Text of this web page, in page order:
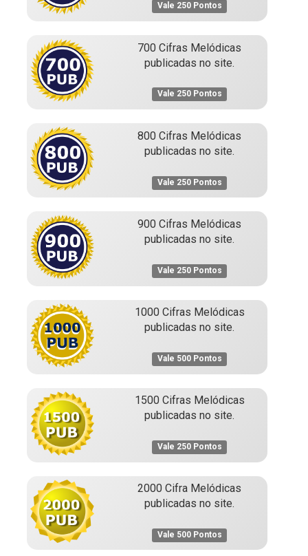
Vale 250 Pontos
700 Cifras Melódicas
publicadas no site.
Vale 250 Pontos
800 Cifras Melódicas
publicadas no site.
Vale 250 Pontos
900 Cifras Melódicas
publicadas no site.
Vale 250 Pontos
1000 Cifras Melódicas
publicadas no site.
Vale 500 Pontos
1500 Cifras Melódicas
publicadas no site.
Vale 250 Pontos
2000 Cifra Melódicas
publicadas no site.
Vale 500 Pontos